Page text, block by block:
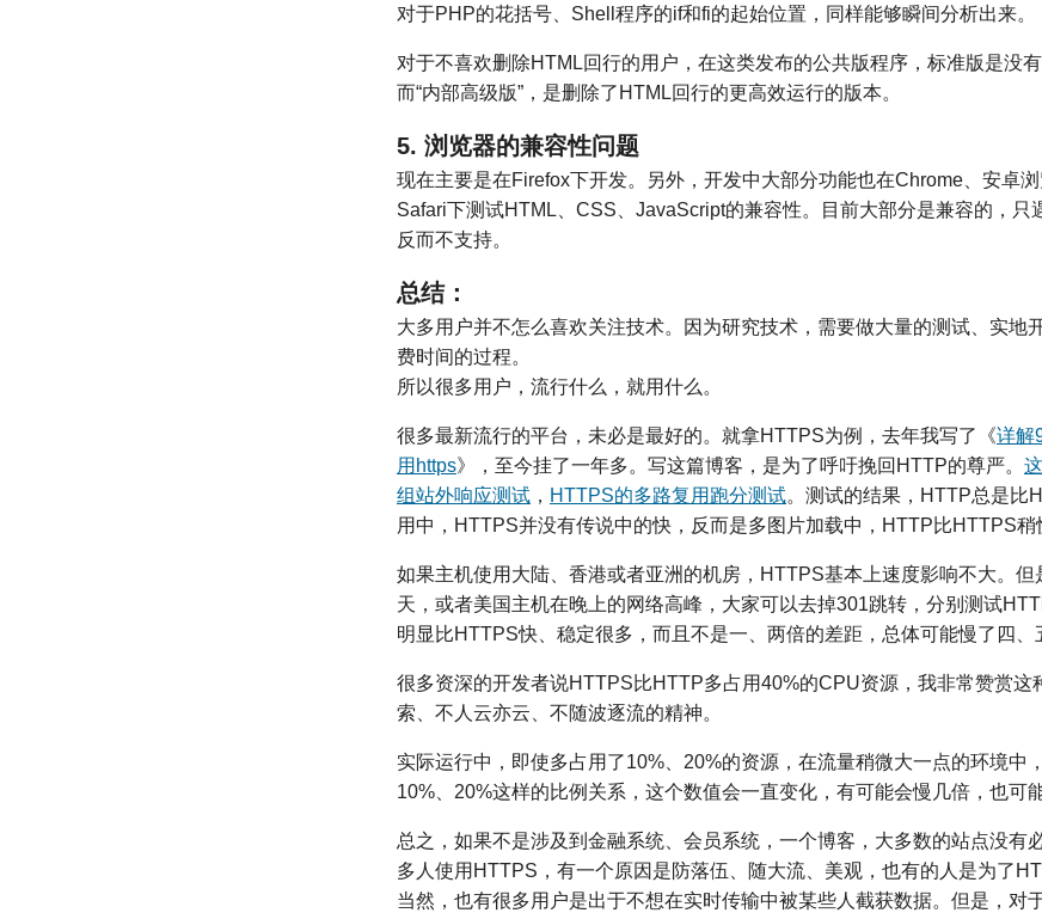
对于PHP的花括号、Shell程序的if和fi的起始位置，同样能够瞬间分析出来。
对于不喜欢删除HTML回行的用户，在这类发布的公共版程序，标准版是没有
而“内部高级版”，是删除了HTML回行的更高效运行的版本。
5. 浏览器的兼容性问题
现在主要是在Firefox下开发。另外，开发中大部分功能也在Chrome、安卓
Safari下测试HTML、CSS、JavaScript的兼容性。目前大部分是兼容的，只
反而不支持。
总结：
大多用户并不怎么喜欢关注技术。因为研究技术，需要做大量的测试、实地
费时间的过程。
所以很多用户，流行什么，就用什么。
很多最新流行的平台，未必是最好的。就拿HTTPS为例，去年我写了《详解
用https》，至今挂了一年多。写这篇博客，是为了呼吁挽回HTTP的尊严。
组站外响应测试 ， HTTPS的多路复用跑分测试。测试的结果，HTTP总是比
用中，HTTPS并没有传说中的快，反而是多图片加载中，HTTP比HTTPS稍
如果主机使用大陆、香港或者亚洲的机房，HTTPS基本上速度影响不大。但
天，或者美国主机在晚上的网络高峰，大家可以去掉301跳转，分别测试
明显比HTTPS快、稳定很多，而且不是一、两倍的差距，总体可能慢了四、
很多资深的开发者说HTTPS比HTTP多占用40%的CPU资源，我非常赞赏这
索、不人云亦云、不随波逐流的精神。
实际运行中，即使多占用了10%、20%的资源，在流量稍微大一点的环境中
10%、20%这样的比例关系，这个数值会一直变化，有可能会慢几倍，也可
总之，如果不是涉及到金融系统、会员系统，一个博客，大多数的站点没有
多人使用HTTPS，有一个原因是防落伍、随大流、美观，也有的人是为了
当然，也有很多用户是出于不想在实时传输中被某些人截获数据。但是，对